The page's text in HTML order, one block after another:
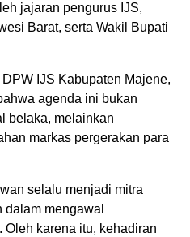
jajaran pengurus IJS,
Barat, serta Wakil Bupati
IJS Kabupaten Majene,
agenda ini bukan
belaka, melainkan
markas pergerakan para
selalu menjadi mitra
mengawal
karena itu, kehadiran